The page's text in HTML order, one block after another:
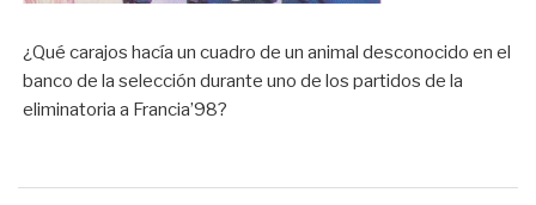
¿Qué carajos hacía un cuadro de un animal desconocido en el
banco de la selección durante uno de los partidos de la
eliminatoria a Francia’98?